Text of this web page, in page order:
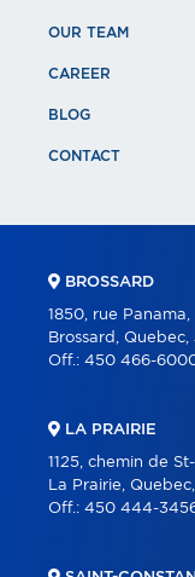
OUR TEAM
CAREER
BLOG
CONTACT
BROSSARD
1850, rue Panama,
Brossard,
Off.: 450 466-
LA PRAIRIE
1125, chemin de
La Prairie,
Off.: 450 444-